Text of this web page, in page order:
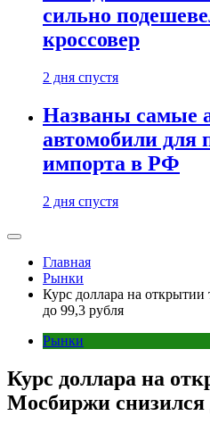
сильно
кроссовер
2 дня спустя
Названы самые
автомобили для
импорта в РФ
2 дня спустя
Главная
Рынки
Курс доллара на
до 99,3 рубля
Рынки
Курс доллара на
Мосбиржи снизился